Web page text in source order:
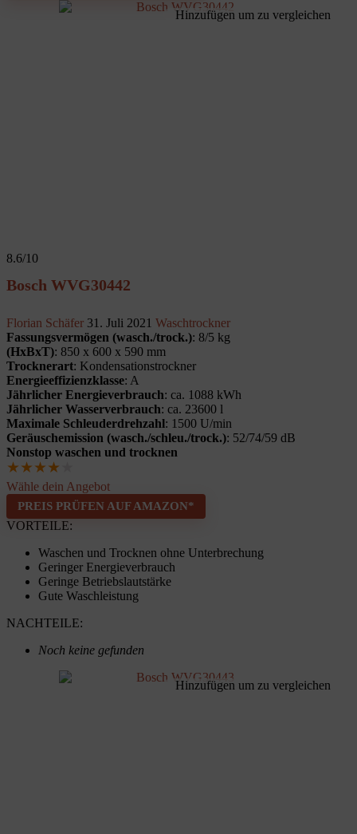
Hinzufügen um zu vergleichen
8.6/10
Bosch WVG30442
Florian Schäfer 31. Juli 2021 Waschtrockner
Fassungsvermögen (wasch./trock.): 8/5 kg
(HxBxT): 850 x 600 x 590 mm
Trocknerart: Kondensationstrockner
Energieeffizienzklasse: A
Jährlicher Energieverbrauch: ca. 1088 kWh
Jährlicher Wasserverbrauch: ca. 23600 l
Maximale Schleuderdrehzahl: 1500 U/min
Geräuschemission (wasch./schleu./trock.): 52/74/59 dB
Nonstop waschen und trocknen
★★★★
Wähle dein Angebot
PREIS PRÜFEN AUF AMAZON*
VORTEILE:
Waschen und Trocknen ohne Unterbrechung
Geringer Energieverbrauch
Geringe Betriebslautstärke
Gute Waschleistung
NACHTEILE:
Noch keine gefunden
Hinzufügen um zu vergleichen